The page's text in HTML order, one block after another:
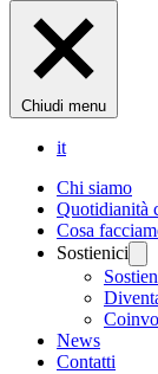
Chiudi menu
it
Chi siamo
Quotidianità
Cosa
Sostienici
News
Contatti